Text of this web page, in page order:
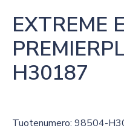
EXTREME
H30187
Tuotenumero: 98504-